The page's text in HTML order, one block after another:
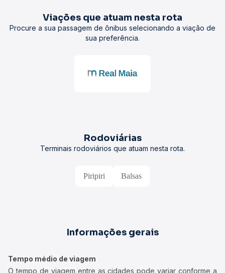
Viações que atuam nesta rota
Procure a sua passagem de ônibus selecionando a viação de
sua preferência.
Rodoviárias
Terminais rodoviários que atuam nesta rota.
Piripiri Balsas
Informações gerais
Tempo médio de viagem
O tempo de viagem entre as cidades pode variar conforme a